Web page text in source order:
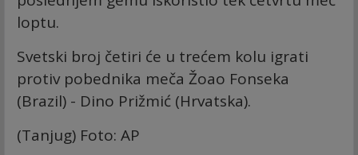
loptu.
Svetski broj četiri će u trećem kolu igrati
protiv pobednika meča Žoao Fonseka
(Brazil) - Dino Prižmić (Hrvatska).
(Tanjug) Foto: AP